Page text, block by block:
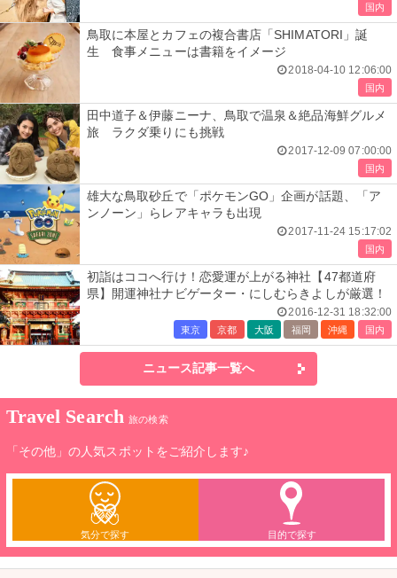
国内
鳥取に本屋とカフェの複合書店「SHIMATORI」誕
生 食事メニューは書籍をイメージ
2018-04-10 12:06:00
国内
田中道子＆伊藤ニーナ、鳥取で温泉＆絶品海鮮グルメ
旅 ラクダ乗りにも挑戦
2017-12-09 07:00:00
国内
雄大な鳥取砂丘で「ポケモンGO」企画が話題、「ア
ンノーン」らレアキャラも出現
2017-11-24 15:17:02
国内
初詣はココへ行け！恋愛運が上がる神社【47都道府
県】開運神社ナビゲーター・にしむらきよしが厳選！
2016-12-31 18:32:00
東京 京都 大阪 福岡 沖縄 国内
ニュース記事一覧へ
Travel Search 旅の検索
「その他」の人気スポットをご紹介します♪
気分で探す 目的で探す